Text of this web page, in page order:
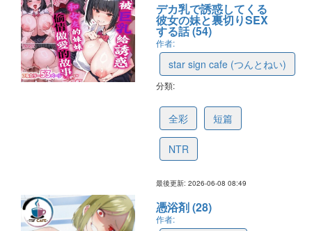
デカ乳で誘惑してくる
彼女の妹と裏切りSEX
する話 (54)
作者:
star sign cafe (つんとねい)
分類:
全彩 短篇
NTR
最後更新: 2026-06-08 08:49
憑浴剤 (28)
作者: